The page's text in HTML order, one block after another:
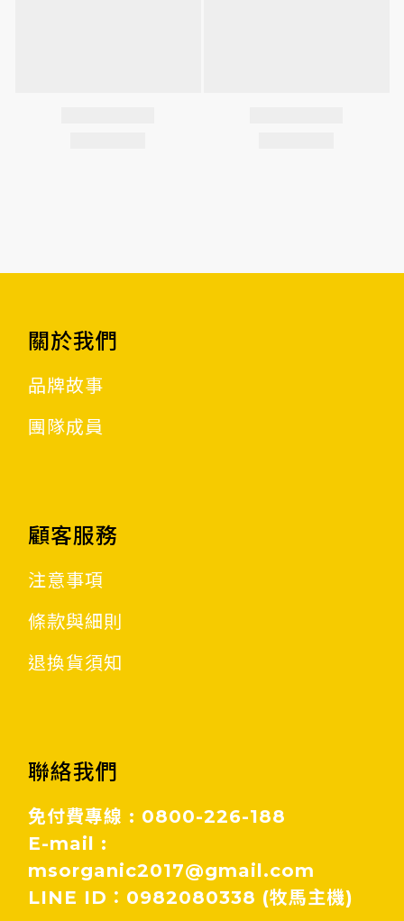
關於我們
品牌故事
團隊成員
顧客服務
注意事項
條款與細則
退換貨須知
聯絡我們
免付費專線 : 0800-226-188
E-mail :
msorganic2017@gmail.com
LINE ID：0982080338 (牧馬主機)